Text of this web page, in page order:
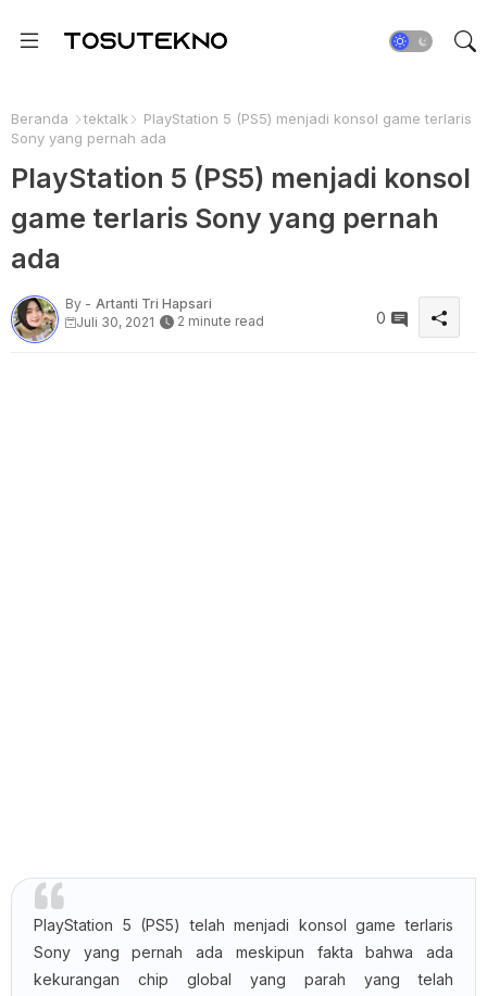
Beranda tektalk
PlayStation 5 (PS5) menjadi konsol game terlaris
Sony yang pernah ada
PlayStation 5 (PS5) menjadi konsol
game terlaris Sony yang pernah
ada
By - Artanti Tri Hapsari
Juli 30, 2021
2 minute read 0
PlayStation 5 (PS5) telah menjadi konsol game terlaris
Sony yang pernah ada meskipun fakta bahwa ada
kekurangan chip global yang parah yang telah